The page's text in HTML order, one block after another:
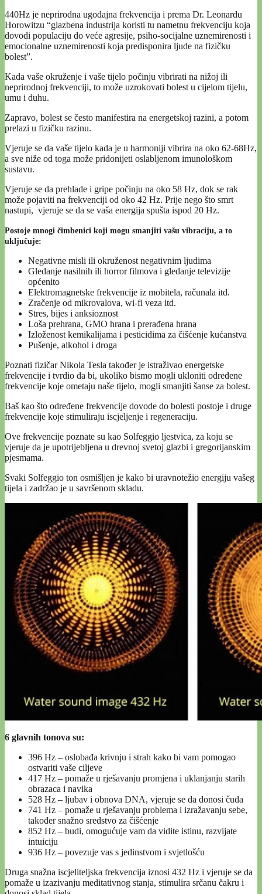
440Hz je neprirodna ugođajna frekvencija i prema Dr. Leonardu
Horowitzu “glazbena industrija koristi tu nametnu frekvenciju koja
dovodi populaciju do veće agresije, psiho-socijalne uznemirenosti i
emocionalne uznemirenosti koja predisponira ljude na fizičku
bolest”.
Kada vaše okruženje i vaše tijelo počinju vibrirati na nižoj ili
neprirodnoj frekvenciji, to može uzrokovati bolest u cijelom tijelu,
umu i duhu.
Zapravo, bolest se često manifestira na energetskoj razini, a potom
prelazi u fizičku razinu.
Vjeruje se da vaše tijelo kada je u harmoniji vibrira na oko 62-68Hz,
a sve niže od toga može pridonijeti oslabljenom imunološkom
sustavu.
Vjeruje se da prehlade i gripe počinju na oko 58 Hz, dok se rak
može pojaviti na frekvenciji od oko 42 Hz. Prije nego što smrt
nastupi, vjeruje se da se vaša energija spušta ispod 20 Hz.
Postoje mnogi čimbenici koji mogu smanjiti vašu vibraciju, a to
uključuje:
Negativne misli ili okruženost negativnim ljudima
Gledanje nasilnih ili horror filmova i gledanje televizije
općenito
Elektromagnetske frekvencije iz mobitela, računala itd.
Zračenje od mikrovalova, wi-fi veza itd.
Stres, bijes i anksioznost
Loša prehrana, GMO hrana i prerađena hrana
Izloženost kemikalijama i pesticidima za čišćenje kućanstva
Pušenje, alkohol i droga
Poznati fizičar Nikola Tesla također je istraživao energetske
frekvencije i tvrdio da bi, ukoliko bismo mogli ukloniti određene
frekvencije koje ometaju naše tijelo, mogli smanjiti šanse za bolest.
Baš kao što određene frekvencije dovode do bolesti postoje i druge
frekvencije koje stimuliraju iscjeljenje i regeneraciju.
Ove frekvencije poznate su kao Solfeggio ljestvica, za koju se
vjeruje da je upotrijebljena u drevnoj svetoj glazbi i gregorijanskim
pjesmama.
Svaki Solfeggio ton osmišljen je kako bi uravnotežio energiju vašeg
tijela i zadržao je u savršenom skladu.
6 glavnih tonova su:
396 Hz – oslobađa krivnju i strah kako bi vam pomogao
ostvariti vaše ciljeve
417 Hz – pomaže u rješavanju promjena i uklanjanju starih
obrazaca i navika
528 Hz – ljubav i obnova DNA, vjeruje se da donosi čuda
741 Hz – pomaže u rješavanju problema i izražavanju sebe,
također snažno sredstvo za čišćenje
852 Hz – budi, omogućuje vam da vidite istinu, razvijate
intuiciju
936 Hz – povezuje vas s jedinstvom i svjetlošću
Druga snažna iscjeliteljska frekvencija iznosi 432 Hz i vjeruje se da
pomaže u izazivanju meditativnog stanja, stimulira srčanu čakru i